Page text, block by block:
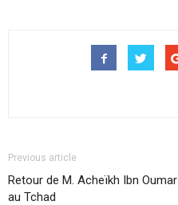
Previous article
Retour de M. Acheïkh Ibn Oumar
au Tchad